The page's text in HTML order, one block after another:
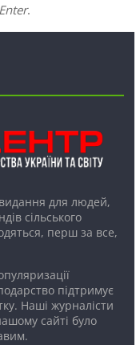
.
для людей,
сільського
перш за все,
підтримує
Наші журналісти
сайті було